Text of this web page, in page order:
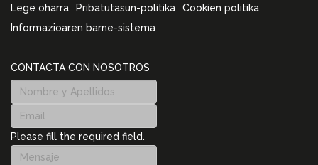
Lege oharra Pribatutasun-politika
Cookien politika
Informazioaren barne-sistema
CONTACTA CON NOSOTROS
Please fill the required field.